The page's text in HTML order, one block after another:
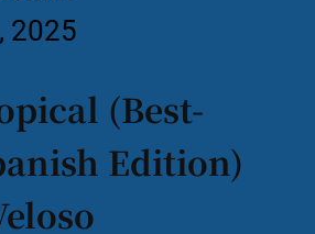
2025
(Best-
Edition)